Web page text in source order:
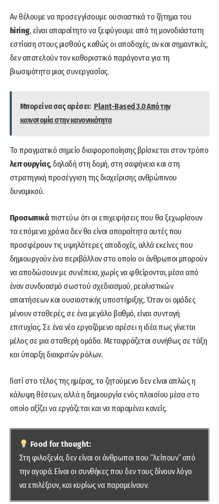
Αν θέλουμε να προσεγγίσουμε ουσιαστικά το ζήτημα του
hiring, είναι απαραίτητο να ξεφύγουμε από τη μονοδιάστατη
εστίαση στους μισθούς, καθώς οι αποδοχές, αν και σημαντικές,
δεν αποτελούν τον καθοριστικό παράγοντα για τη
βιωσιμότητα μιας συνεργασίας.
Μπορεί να σας αρέσει: Plant-Based 3.0 Από την
καινοτομία στην κανονικότητα
Το πραγματικό σημείο διαφοροποίησης βρίσκεται στον τρόπο
λειτουργίας, δηλαδή στη δομή, στη σαφήνεια και στη
στρατηγική προσέγγιση της διαχείρισης ανθρώπινου
δυναμικού.
Προσωπικάπιστεύω ότι οι επιχειρήσεις που θα ξεχωρίσουν
τα επόμενα χρόνια δεν θα είναι απαραίτητα αυτές που
προσφέρουν τις υψηλότερες αποδοχές, αλλά εκείνες που
δημιουργούν ένα περιβάλλον στο οποίο οι άνθρωποι μπορούν
να αποδώσουν με συνέπεια, χωρίς να φθείρονται, μέσα από
έναν συνδυασμό σωστού σχεδιασμού, ρεαλιστικών
απαιτήσεων και ουσιαστικής υποστήριξης. Όταν οι ομάδες
μένουν σταθερές, σε ένα μεγάλο βαθμό, είναι συνταγή
επιτυχίας. Σε ένα νέο εργαζόμενο αρέσει η ιδέα πως γίνεται
μέλος σε μια σταθερή ομάδα. Μεταφράζεται συνήθως σε τάξη
και ύπαρξη διακριτών ρόλων.
Γιατί στο τέλος της ημέρας, το ζητούμενο δεν είναι απλώς η
κάλυψη θέσεων, αλλά η δημιουργία ενός πλαισίου μέσα στο
οποίο αξίζει να εργάζεται και να παραμένει κανείς.
Food for thought:
Στη φιλοξενία, δεν είναι οι άνθρωποι που “λείπουν” από
την αγορά. Είναι οι συνθήκες που δεν τους δίνουν λόγο
να επιλέξουν, και κυρίως να παραμείνουν.